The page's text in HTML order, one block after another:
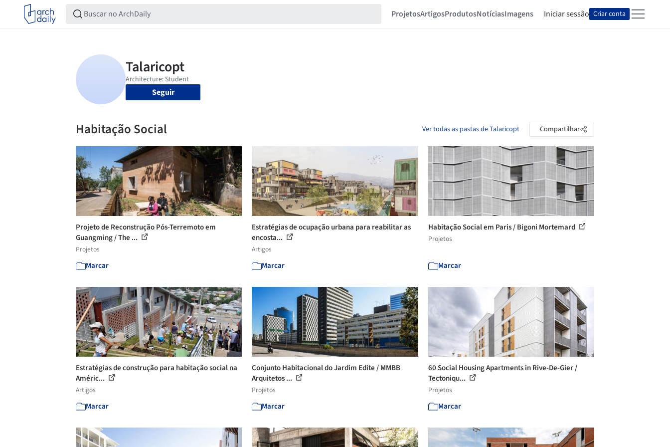
ProjetosArtigosProdutosNotíciasImagens Iniciar sessão Criar conta
Seguir
Habitação Social Ver todas as pastas de Talaricopt Compartilhar
Projeto de Reconstrução Pós-Terremoto em
Guangming / The ...
Projetos
Marcar
Estratégias de ocupação urbana para reabilitar as
encosta...
Artigos
Marcar
Habitação Social em Paris / Bigoni Mortemard
Projetos
Marcar
Estratégias de construção para habitação social na
Améric...
Artigos
Marcar
Conjunto Habitacional do Jardim Edite / MMBB
Arquitetos ...
Projetos
Marcar
60 Social Housing Apartments in Rive-De-Gier /
Tectoniqu...
Projetos
Marcar